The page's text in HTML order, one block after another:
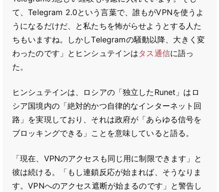
て、Telegram 2.0という言葉で、誰もがVPNを使うよ
うになるだけだ、と私たちを怖がらせようとする人た
ちもいますね。しかしTelegramの騒動以降、大きく変
わったのです」とヒンシュテインはタス通信に語っ
た。
ヒンシュテインは、ロシアの「独立したRunet」はロ
シア国境内の「絶対的かつ自律的なインターネット回
路」を実現しており、それは政府が「あらゆる信号を
ブロッキングできる」ことを意味していると語る。
「現在、VPNのアクセスも同じ用に制限できます」と
彼は続ける。「もし連鎖反応が始まれば、そうなりま
す。VPNへのアクセス遮断が始まるのです」と警告し